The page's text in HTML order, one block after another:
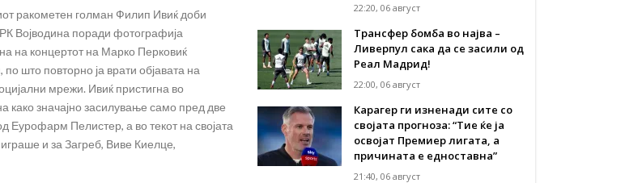
ракометен голман Филип Ивиќ доби
РК Војводина поради фотографија
на концертот на Марко Перковиќ
што повторно ја врати објавата на
мрежи. Ивиќ пристигна во
како значајно засилување само пред две
Еурофарм Пелистер, а во текот на својата
и за Загреб, Виве Киелце,
22:20, 06 август
Трансфер бомба во најва –
Ливерпул сака да се засили од
Реал Мадрид!
22:00, 06 август
Карагер ги изненади сите со
својата прогноза: “Тие ќе ја
освојат Премиер лигата, а
причината е едноставна”
21:40, 06 август